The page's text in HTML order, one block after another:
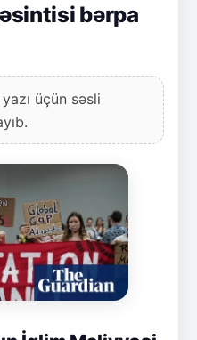
bərpa
yazı üçün səsli